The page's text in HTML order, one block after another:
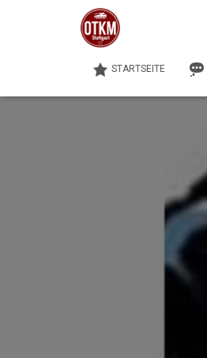
STARTSEITE